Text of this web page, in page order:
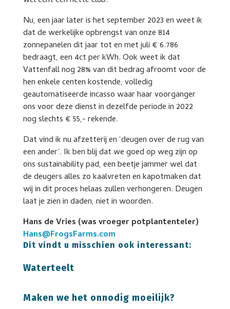
Nu, een jaar later is het september 2023 en weet ik
dat de werkelijke opbrengst van onze 814
zonnepanelen dit jaar tot en met juli € 6.786
bedraagt, een 4ct per kWh. Ook weet ik dat
Vattenfall nog 28% van dit bedrag afroomt voor de
hen enkele centen kostende, volledig
geautomatiseerde incasso waar haar voorganger
ons voor deze dienst in dezelfde periode in 2022
nog slechts € 55,- rekende.
Dat vind ik nu afzetterij en ‘deugen over de rug van
een ander’. Ik ben blij dat we goed op weg zijn op
ons sustainability pad, een beetje jammer wel dat
de deugers alles zo kaalvreten en kapotmaken dat
wij in dit proces helaas zullen verhongeren. Deugen
laat je zien in daden, niet in woorden.
Hans de Vries (was vroeger potplantenteler)
Hans@FrogsFarms.com
Dit vindt u misschien ook interessant:
Waterteelt
Maken we het onnodig moeilijk?